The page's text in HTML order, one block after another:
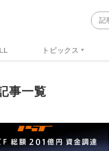
トピックス
事一覧